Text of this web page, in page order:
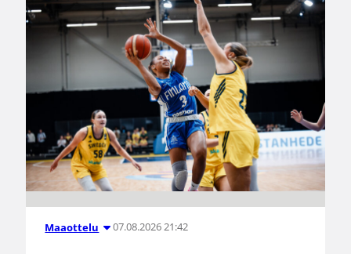
Maaottelu 07.08.2026 21:42